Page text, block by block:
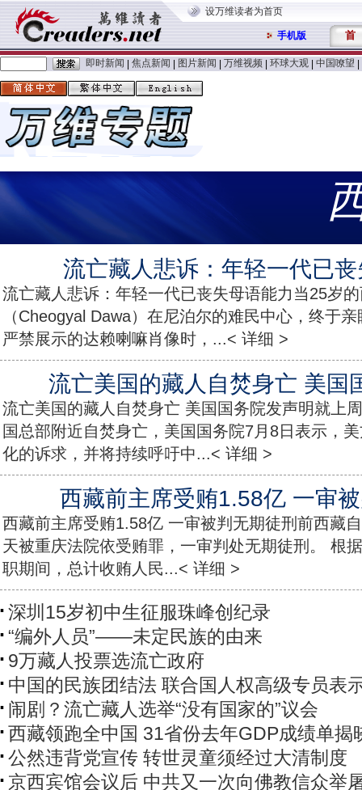
设万维读者为首页
手机版 首
即时新闻 焦点新闻 图片新闻 万维视频 环球大观 中国嘹望
流亡藏人悲诉：年轻一代已
流亡藏人悲诉：年轻一代已丧失母语能力当25岁
（Cheogyal Dawa）在尼泊尔的难民中心，终于
严禁展示的达赖喇嘛肖像时，...< 详细 >
流亡美国的藏人自焚身亡 美国
流亡美国的藏人自焚身亡 美国国务院发声明就上
国总部附近自焚身亡，美国国务院7月8日表示，
化的诉求，并将持续呼吁中...< 详细 >
西藏前主席受贿1.58亿 一审
西藏前主席受贿1.58亿 一审被判无期徒刑前西藏
天被重庆法院依受贿罪，一审判处无期徒刑。 根
职期间，总计收贿人民...< 详细 >
深圳15岁初中生征服珠峰创纪录
“编外人员”——未定民族的由来
9万藏人投票选流亡政府
中国的民族团结法 联合国人权高级专员表
闹剧？流亡藏人选举“没有国家的”议会
西藏领跑全中国 31省份去年GDP成绩单揭
公然违背党宣传 转世灵童须经过大清制度
京西宾馆会议后 中共又一次向佛教信众举